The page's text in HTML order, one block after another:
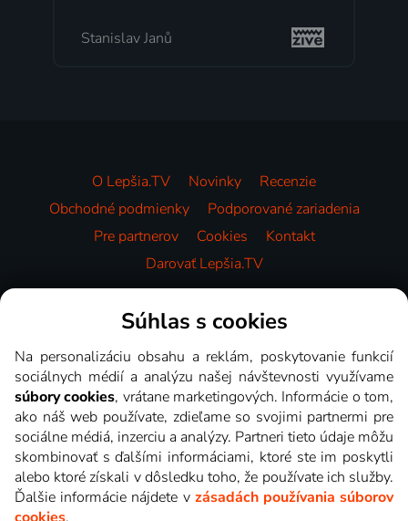
Stanislav Janů
O Lepšia.TV Novinky
Recenzie
Obchodné podmienky
Podporované zariadenia
Pre partnerov
Cookies
Kontakt
Darovať Lepšia.TV
Videotéka
Súhlas s cookies
Na personalizáciu obsahu a reklám, poskytovanie funkcií
sociálnych médií a analýzu našej návštevnosti využívame
súbory cookies, vrátane marketingových. Informácie o tom,
ako náš web používate, zdieľame so svojimi partnermi pre
sociálne médiá, inzerciu a analýzy. Partneri tieto údaje môžu
skombinovať s ďalšími informáciami, ktoré ste im poskytli
alebo ktoré získali v dôsledku toho, že používate ich služby.
Ďalšie informácie nájdete v zásadách používania súborov